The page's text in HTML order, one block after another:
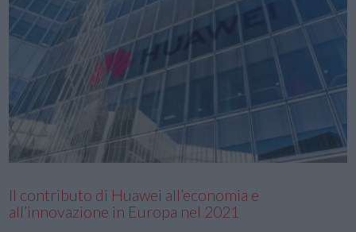
Il contributo di Huawei all’economia e
all’innovazione in Europa nel 2021